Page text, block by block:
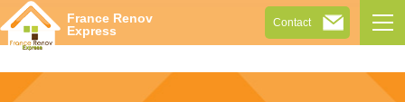
Contact
France Renov
Express